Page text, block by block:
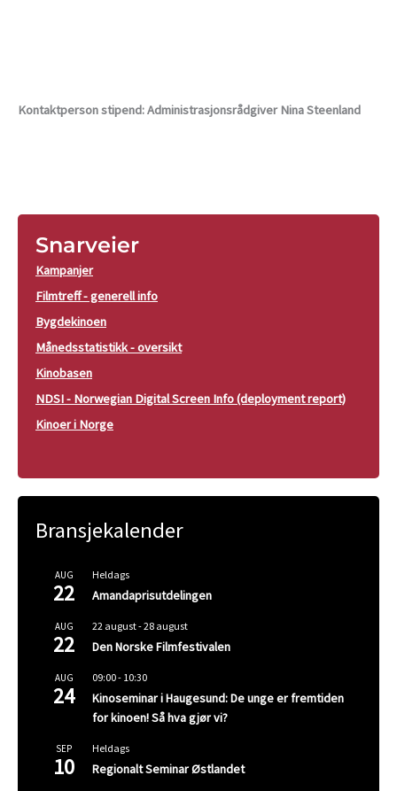
Kontaktperson stipend: Administrasjonsrådgiver Nina Steenland
Snarveier
Kampanjer
Filmtreff - generell info
Bygdekinoen
Månedsstatistikk - oversikt
Kinobasen
NDSI - Norwegian Digital Screen Info (deployment report)
Kinoer i Norge
Bransjekalender
AUG
22
Heldags
Amandaprisutdelingen
AUG
22
22 august-28 august
Den Norske Filmfestivalen
AUG
24
09:00- 10:30
Kinoseminar i Haugesund: De unge er fremtiden
for kinoen! Så hva gjør vi?
SEP
10
Heldags
Regionalt Seminar Østlandet